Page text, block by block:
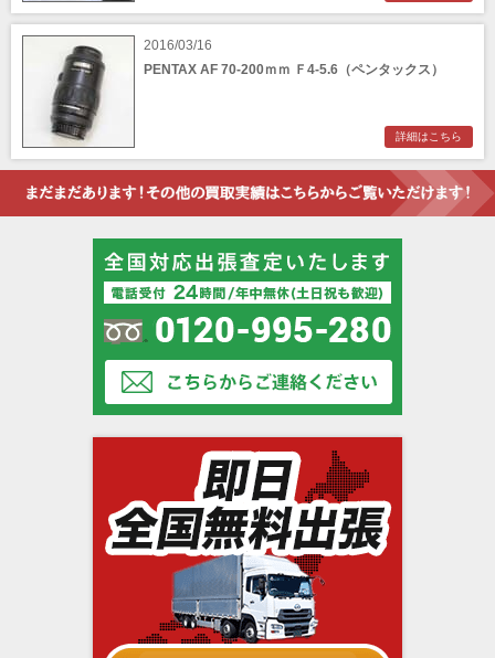
2016/03/16
PENTAX AF 70-200ｍｍ Ｆ4-5.6（ペンタックス）
詳細はこちら